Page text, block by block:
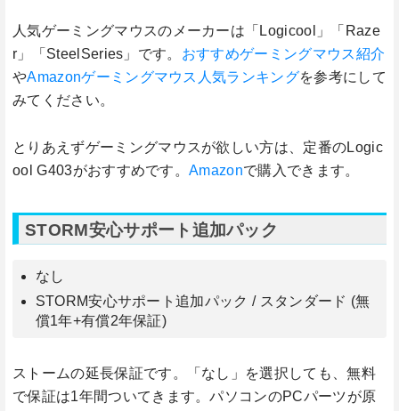
人気ゲーミングマウスのメーカーは「Logicool」「Raze
r」「SteelSeries」です。 おすすめゲーミングマウス紹介
やAmazonゲーミングマウス人気ランキングを参考にして
みてください。
とりあえずゲーミングマウスが欲しい方は、定番のLogic
ool G403がおすすめです。Amazonで購入できます。
STORM安心サポート追加パック
なし
STORM安心サポート追加パック / スタンダード (無
償1年+有償2年保証)
ストームの延長保証です。「なし」を選択しても、無料
で保証は1年間ついてきます。パソコンのPCパーツが原